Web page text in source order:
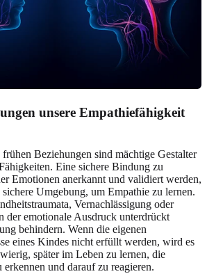
unsere Empathiefähigkeit
Beziehungen sind mächtige Gestalter
Eine sichere Bindung zu
Emotionen anerkannt und validiert werden,
Umgebung, um Empathie zu lernen.
Vernachlässigung oder
der emotionale Ausdruck unterdrückt
behindern. Wenn die eigenen
eines Kindes nicht erfüllt werden, wird es
später im Leben zu lernen, die
erkennen und darauf zu reagieren.